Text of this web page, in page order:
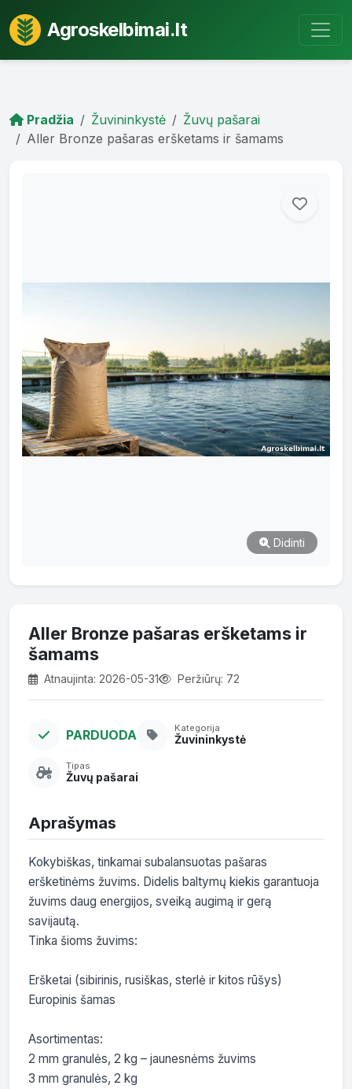
Agroskelbimai.lt
Pradžia Žuvininkystė
Žuvų pašarai
Aller Bronze pašaras eršketams ir šamams
Didinti
Aller Bronze pašaras eršketams ir
šamams
Atnaujinta: 2026-05-31 Peržiūrų: 72
PARDUODA Kategorija
Žuvininkystė
Tipas
Žuvų pašarai
Aprašymas
Kokybiškas, tinkamai subalansuotas pašaras
eršketinėms žuvims. Didelis baltymų kiekis garantuoja
žuvims daug energijos, sveiką augimą ir gerą
savijautą.
Tinka šioms žuvims:
Eršketai (sibirinis, rusiškas, sterlė ir kitos rūšys)
Europinis šamas
Asortimentas:
2 mm granulės, 2 kg – jaunesnėms žuvims
3 mm granulės, 2 kg